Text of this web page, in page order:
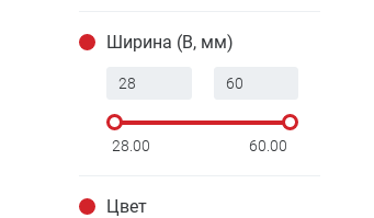
Ширина (B, мм)
28.00 60.00
Цвет